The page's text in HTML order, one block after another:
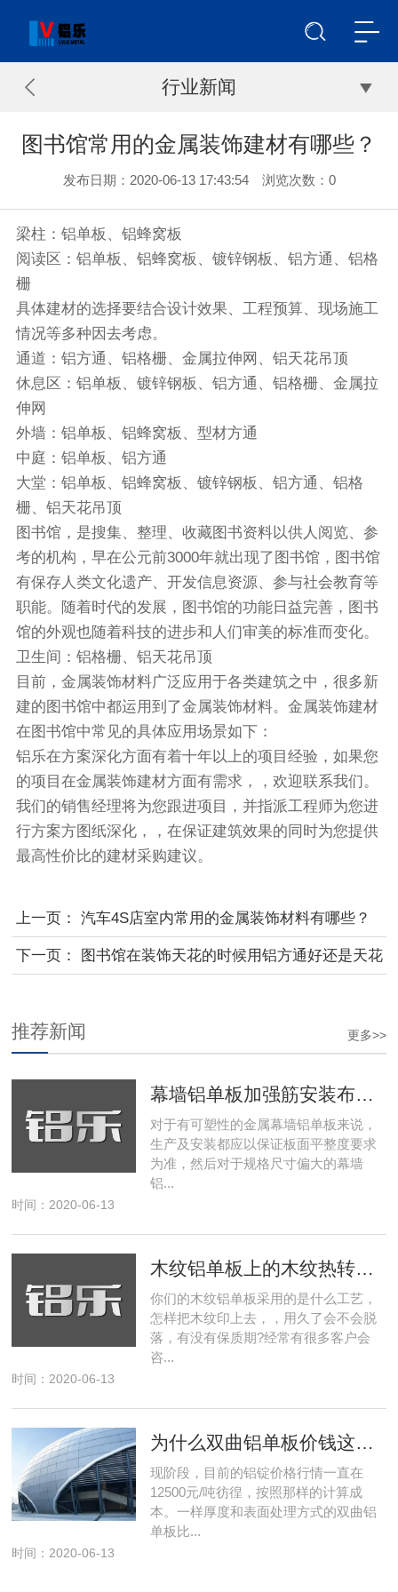
行业新闻
图书馆常用的金属装饰建材有哪些？
发布日期：2020-06-13 17:43:54 浏览次数： 0
梁柱：铝单板、铝蜂窝板
阅读区：铝单板、铝蜂窝板、镀锌钢板、铝方通、铝格
栅
具体建材的选择要结合设计效果、工程预算、现场施工
情况等多种因去考虑。
通道：铝方通、铝格栅、金属拉伸网、铝天花吊顶
休息区：铝单板、镀锌钢板、铝方通、铝格栅、金属拉
伸网
外墙：铝单板、铝蜂窝板、型材方通
中庭：铝单板、铝方通
大堂：铝单板、铝蜂窝板、镀锌钢板、铝方通、铝格
栅、铝天花吊顶
图书馆，是搜集、整理、收藏图书资料以供人阅览、参
考的机构，早在公元前3000年就出现了图书馆，图书馆
有保存人类文化遗产、开发信息资源、参与社会教育等
职能。随着时代的发展，图书馆的功能日益完善，图书
馆的外观也随着科技的进步和人们审美的标准而变化。
卫生间：铝格栅、铝天花吊顶
目前，金属装饰材料广泛应用于各类建筑之中，很多新
建的图书馆中都运用到了金属装饰材料。金属装饰建材
在图书馆中常见的具体应用场景如下：
铝乐在方案深化方面有着十年以上的项目经验，如果您
的项目在金属装饰建材方面有需求，，欢迎联系我们。
我们的销售经理将为您跟进项目，并指派工程师为您进
行方案方图纸深化，，在保证建筑效果的同时为您提供
最高性价比的建材采购建议。
上一页： 汽车4S店室内常用的金属装饰材料有哪些？
下一页： 图书馆在装饰天花的时候用铝方通好还是天花
更多>>
推荐新闻
对于有可塑性的金属幕墙铝单板来说，
生产及安装都应以保证板面平整度要求
为准，然后对于规格尺寸偏大的幕墙
铝...
时间：2020-06-13
木纹铝单板上的木纹热转印工艺
你们的木纹铝单板采用的是什么工艺，
怎样把木纹印上去，，用久了会不会脱
落，有没有保质期?经常有很多客户会
咨...
时间：2020-06-13
现阶段，目前的铝锭价格行情一直在
12500元/吨彷徨，按照那样的计算成
本。一样厚度和表面处理方式的双曲铝
单板比...
时间：2020-06-13